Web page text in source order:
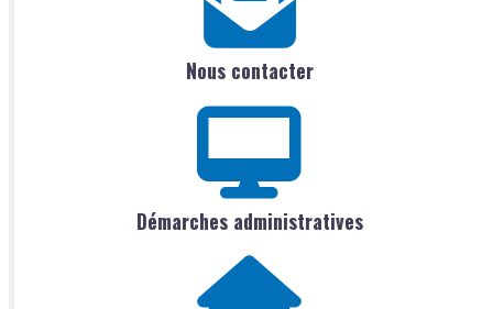
Nous contacter
Démarches administratives